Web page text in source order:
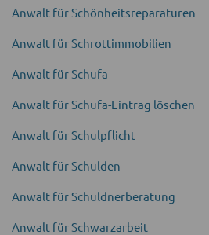
Anwalt für Schönheits­reparaturen
Anwalt für Schrott­immobilien
Anwalt für Schufa
Anwalt für Schufa-Eintrag löschen
Anwalt für Schul­pflicht
Anwalt für Schulden
Anwalt für Schuldner­beratung
Anwalt für Schwarz­arbeit